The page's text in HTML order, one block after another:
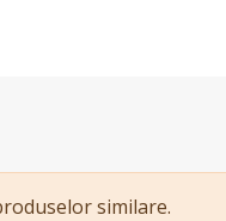
similare.